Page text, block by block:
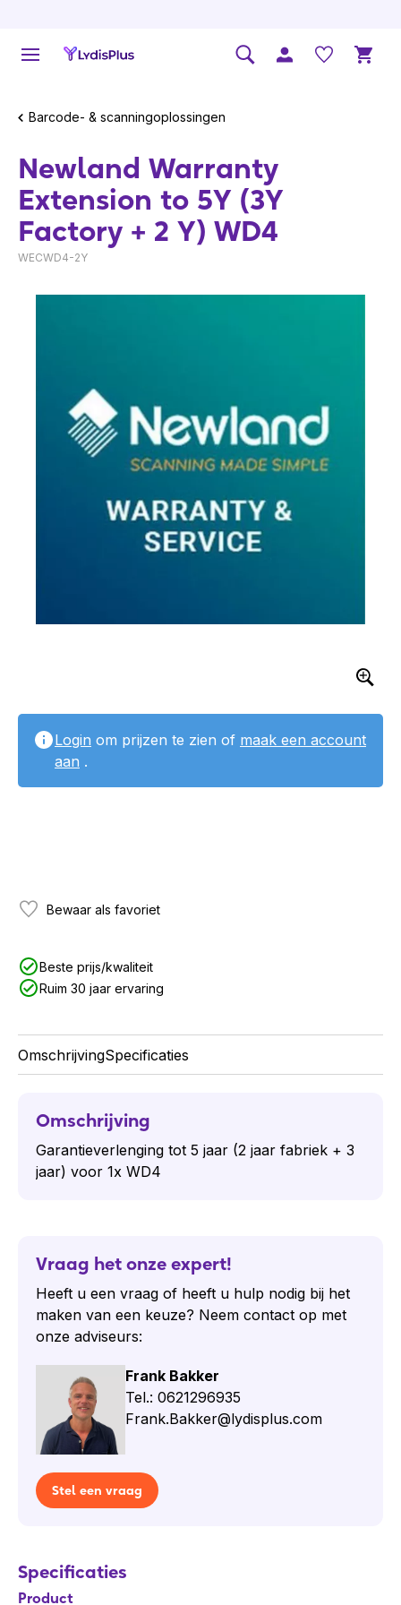
Barcode- & scanningoplossingen
Newland Warranty
Extension to 5Y (3Y
Factory + 2 Y) WD4
WECWD4-2Y
Login om prijzen te zien of maak een account
aan .
Bewaar als favoriet
Beste prijs/kwaliteit
Ruim 30 jaar ervaring
OmschrijvingSpecificaties
Omschrijving
Garantieverlenging tot 5 jaar (2 jaar fabriek + 3
jaar) voor 1x WD4
Vraag het onze expert!
Heeft u een vraag of heeft u hulp nodig bij het
maken van een keuze? Neem contact op met
onze adviseurs:
Frank Bakker
Tel.: 0621296935
Frank.Bakker@lydisplus.com
Stel een vraag
Specificaties
Product